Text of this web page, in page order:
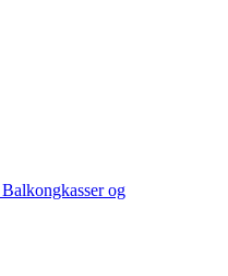
Balkongkasser og